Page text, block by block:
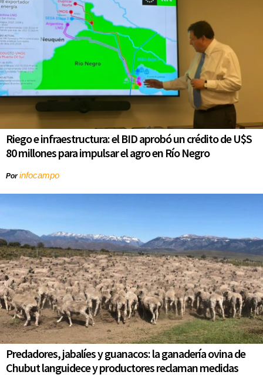
Riego e infraestructura: el BID aprobó un crédito de U$S
80 millones para impulsar el agro en Río Negro
Porinfocampo
Predadores, jabalíes y guanacos: la ganadería ovina de
Chubut languidece y productores reclaman medidas